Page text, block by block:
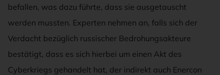
befallen, was dazu führte, dass sie ausgetauscht
werden mussten. Experten nehmen an, falls sich der
Verdacht bezüglich russischer Bedrohungsakteure
bestätigt, dass es sich hierbei um einen Akt des
Cyberkriegs gehandelt hat, der indirekt auch Enercon